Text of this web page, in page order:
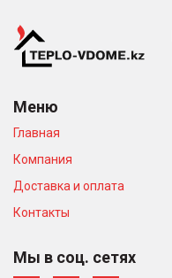
Меню
Главная
Компания
Доставка и оплата
Контакты
Мы в соц. сетях